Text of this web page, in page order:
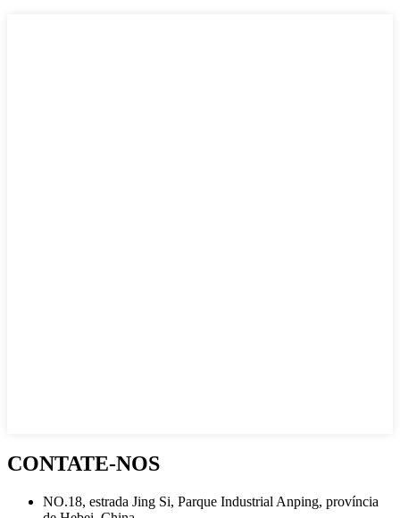
CONTATE-NOS
NO.18, estrada Jing Si, Parque Industrial Anping, província